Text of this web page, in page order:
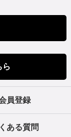
ら
員登録
ある質問